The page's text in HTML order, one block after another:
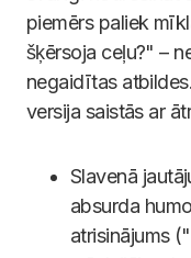
piemērs paliek
šķērsoja ceļu?" –
negaidītas
versija saistās ar
Slavenā
absurda
atrisinājums